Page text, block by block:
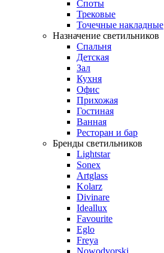
Споты
Трековые
Точечные накладные
Назначение светильников
Спальня
Детская
Зал
Кухня
Офис
Прихожая
Гостиная
Ванная
Ресторан и бар
Бренды светильников
Lightstar
Sonex
Artglass
Kolarz
Divinare
Ideallux
Favourite
Eglo
Freya
Nowodvorski